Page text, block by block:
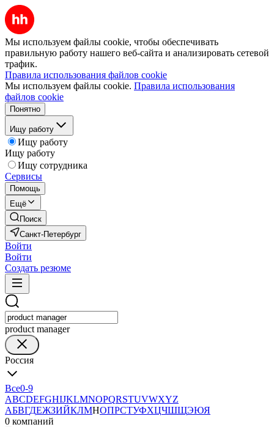
Мы используем файлы cookie, чтобы обеспечивать
правильную работу нашего веб-сайта и анализировать сетевой
трафик.
Правила использования файлов cookie
Мы используем файлы cookie. Правила использования
файлов cookie
Понятно
Ищу работу
Ищу работу
Ищу работу
Ищу сотрудника
Сервисы
Помощь
Ещё
Поиск
Санкт-Петербург
Войти
Войти
Создать резюме
product manager
Россия
Все0-9
ABCDEFGHIJKLMNOPQRSTUVWXYZ
АБВГДЕЖЗИЙКЛМНОПРСТУФХЦЧШЩЭЮЯ
0 компаний